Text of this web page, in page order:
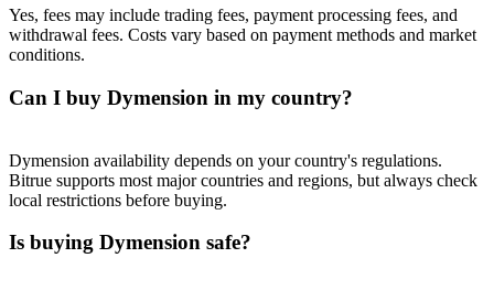
Yes, fees may include trading fees, payment processing fees, and
withdrawal fees. Costs vary based on payment methods and market
conditions.
Can I buy Dymension in my country?
Dymension availability depends on your country's regulations.
Bitrue supports most major countries and regions, but always check
local restrictions before buying.
Is buying Dymension safe?